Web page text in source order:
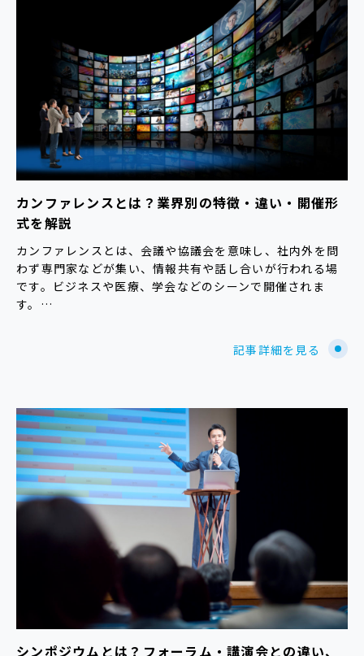
カンファレンスとは？業界別の特徴・違い・開催形
式を解説
カンファレンスとは、会議や協議会を意味し、社内外を問
わず専門家などが集い、情報共有や話し合いが行われる場
です。ビジネスや医療、学会などのシーンで開催されま
す。…
記事詳細を見る
シンポジウムとは？フォーラム・講演会との違い、